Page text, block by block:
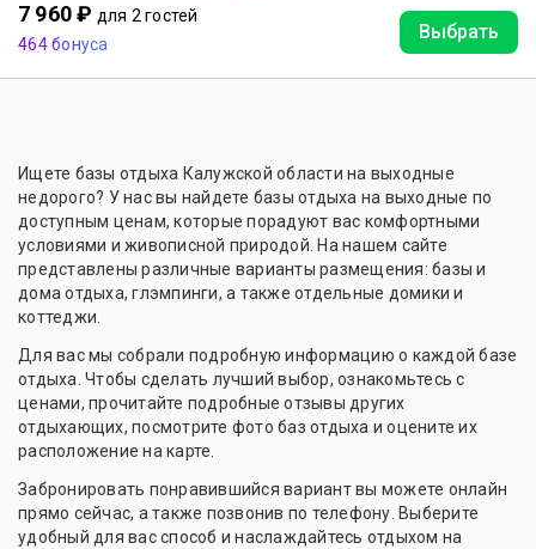
7 960 ₽ для 2 гостей
464 бонуса
Выбрать
Ищете базы отдыха Калужской области на выходные
недорого? У нас вы найдете базы отдыха на выходные по
доступным ценам, которые порадуют вас комфортными
условиями и живописной природой. На нашем сайте
представлены различные варианты размещения: базы и
дома отдыха, глэмпинги, а также отдельные домики и
коттеджи.
Для вас мы собрали подробную информацию о каждой базе
отдыха. Чтобы сделать лучший выбор, ознакомьтесь с
ценами, прочитайте подробные отзывы других
отдыхающих, посмотрите фото баз отдыха и оцените их
расположение на карте.
Забронировать понравившийся вариант вы можете онлайн
прямо сейчас, а также позвонив по телефону. Выберите
удобный для вас способ и наслаждайтесь отдыхом на